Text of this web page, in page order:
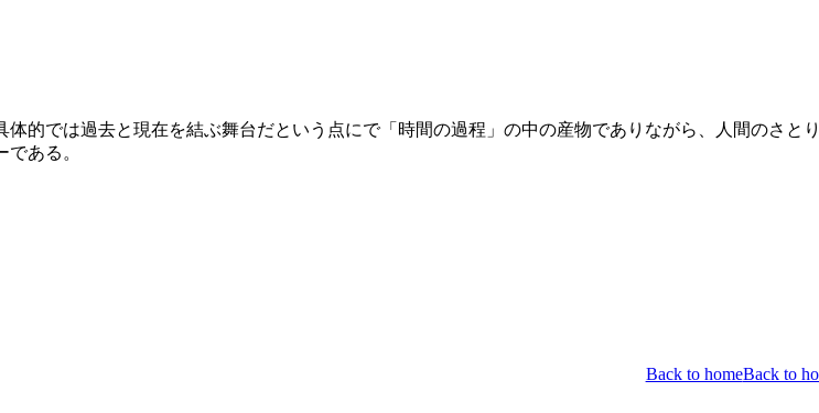
体的では過去と現在を結ぶ舞台だという点にで「時間の過程」の中の産物でありながら、人間のさと
ある。
Back to homeBack to